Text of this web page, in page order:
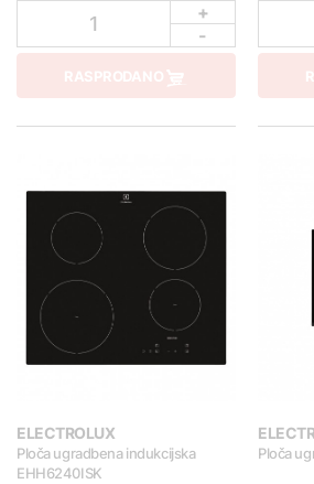
1
+
-
RASPRODANO
ELECTROLUX
Ploča ugradbena indukcijska
EHH6240ISK
Ploča